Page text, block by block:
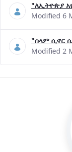
"ለኢትዮጵያ
Modified 6
"ሰላም ሲኖር
Modified 2